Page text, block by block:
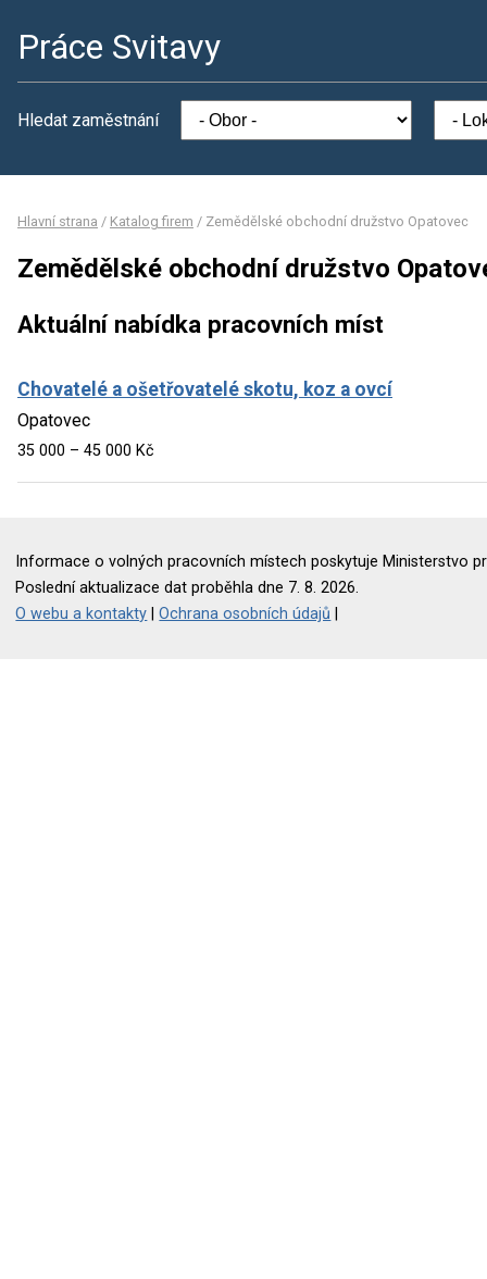
Práce Svitavy
Hledat zaměstnání
Hlavní strana / Katalog firem / Zemědělské obchodní družstvo Opatovec
Zemědělské obchodní družstvo
Aktuální nabídka pracovních míst
Chovatelé a ošetřovatelé skotu, koz a ovcí
Opatovec
35 000 – 45 000 Kč
Informace o volných pracovních místech poskytuje Ministerstvo
Poslední aktualizace dat proběhla dne 7. 8. 2026.
O webu a kontakty |Ochrana osobních údajů